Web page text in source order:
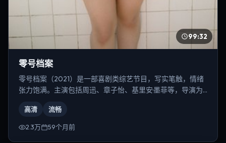
99:32
零号档案
零号档案（2021）是一部喜剧类综艺节目，写实笔触，情绪
张力饱满。主演包括周迅、章子怡、基里安·墨菲等，导演为
高清 流畅
2.3万 59个月前